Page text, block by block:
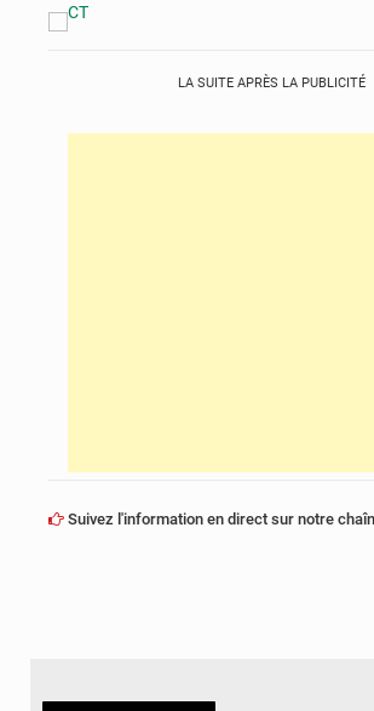
LA SUITE APRÈS LA PUBLICITÉ
Suivez l'information en direct sur notre